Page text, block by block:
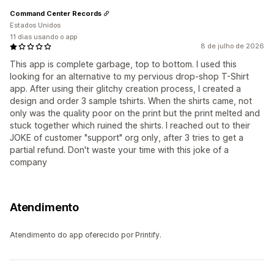
8 de julho de 2026
This app is complete garbage, top to bottom. I used this
looking for an alternative to my pervious drop-shop T-Shirt
app. After using their glitchy creation process, I created a
design and order 3 sample tshirts. When the shirts came, not
only was the quality poor on the print but the print melted and
stuck together which ruined the shirts. I reached out to their
JOKE of customer "support" org only, after 3 tries to get a
partial refund. Don't waste your time with this joke of a
company
Command Center Records
Estados Unidos
11 dias usando o app
Atendimento
Atendimento do app oferecido por Printify.